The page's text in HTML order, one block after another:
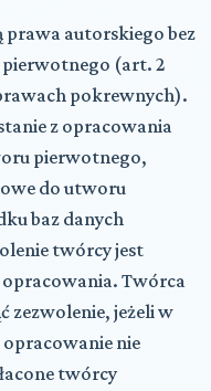
prawa autorskiego bez
(art. 2
pokrewnych).
z opracowania
pierwotnego,
do utworu
baz danych
twórcy jest
opracowania. Twórca
zezwolenie, jeżeli w
opracowanie nie
twórcy